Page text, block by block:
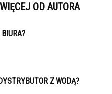
WIĘCEJ OD AUTORA
Z WODĄ?